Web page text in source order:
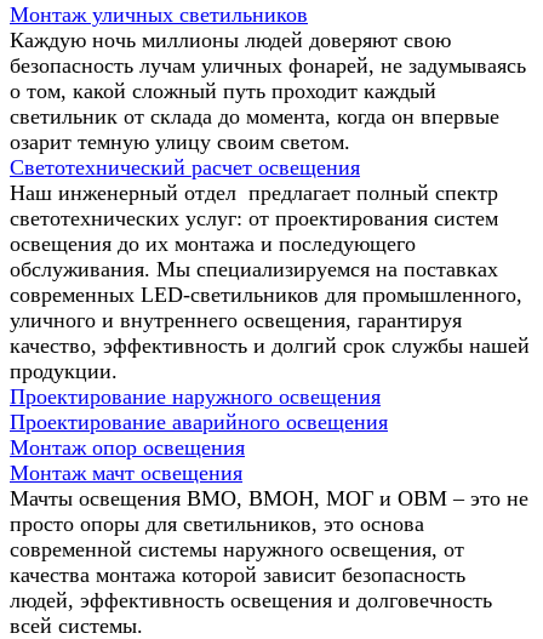
Монтаж уличных светильников
Каждую ночь миллионы людей доверяют свою
безопасность лучам уличных фонарей, не задумываясь
о том, какой сложный путь проходит каждый
светильник от склада до момента, когда он впервые
озарит темную улицу своим светом.
Светотехнический расчет освещения
Наш инженерный отдел предлагает полный спектр
светотехнических услуг: от проектирования систем
освещения до их монтажа и последующего
обслуживания. Мы специализируемся на поставках
современных LED-светильников для промышленного,
уличного и внутреннего освещения, гарантируя
качество, эффективность и долгий срок службы нашей
продукции.
Проектирование наружного освещения
Проектирование аварийного освещения
Монтаж опор освещения
Монтаж мачт освещения
Мачты освещения ВМО, ВМОН, МОГ и ОВМ – это не
просто опоры для светильников, это основа
современной системы наружного освещения, от
качества монтажа которой зависит безопасность
людей, эффективность освещения и долговечность
всей системы.